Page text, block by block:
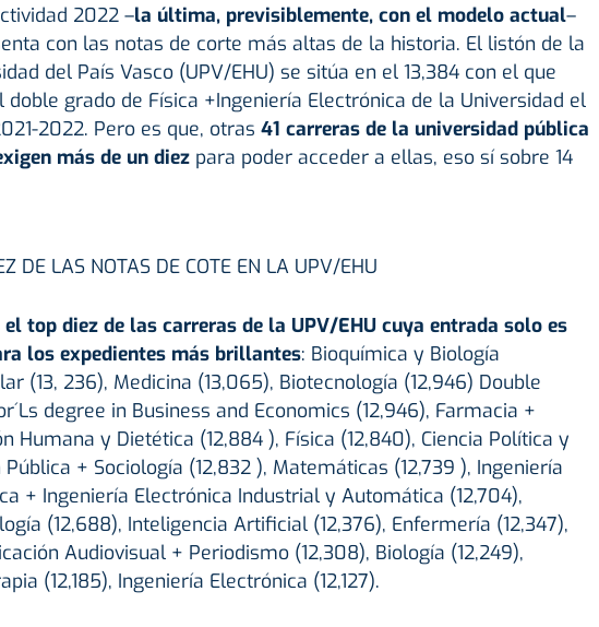
2022 –la última, previsiblemente, con el modelo actual–
con las notas de corte más altas de la historia. El listón de la
del País Vasco (UPV/EHU) se sitúa en el 13,384 con el que
doble grado de Física +Ingeniería Electrónica de la Universidad el
2022. Pero es que, otras 41 carreras de la universidad pública
más de un diezpara poder acceder a ellas, eso sí sobre 14
DE LAS NOTAS DE COTE EN LA UPV/EHU
el top diez de las carreras de la UPV/EHU cuya entrada solo es
los expedientes más brillantes: Bioquímica y Biología
(13, 236), Medicina (13,065), Biotecnología (12,946) Double
degree in Business and Economics (12,946), Farmacia +
Humana y Dietética (12,884 ), Física (12,840), Ciencia Política y
Pública + Sociología (12,832 ), Matemáticas (12,739 ), Ingeniería
+ Ingeniería Electrónica Industrial y Automática (12,704),
(12,688), Inteligencia Artificial (12,376), Enfermería (12,347),
Audiovisual + Periodismo (12,308), Biología (12,249),
(12,185), Ingeniería Electrónica (12,127).